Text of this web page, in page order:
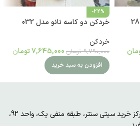
-22%
خردکن دو کاسه نانو مدل 032
خردکن
9,790,000 تومان 7,645,000تومان
افزودن به سبد خرید
تهران، میدان شوش، مرکز خرید سیتی سنتر، طبقه منفی یک، واحد 92،